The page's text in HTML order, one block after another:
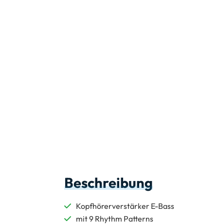
Beschreibung
Kopfhörerverstärker E-Bass
mit 9 Rhythm Patterns